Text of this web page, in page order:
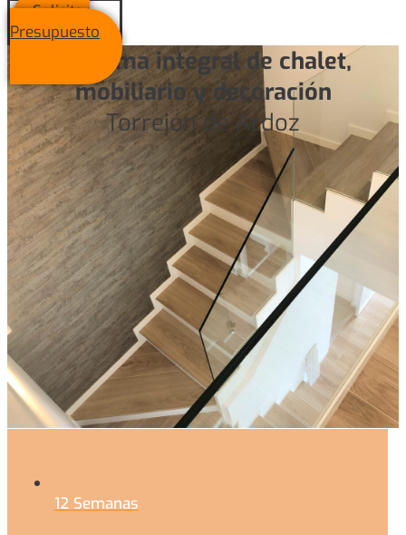
Solicitar
Presupuesto
Reforma integral de chalet,
mobiliario y decoración
Torrejón de Ardoz
12 Semanas